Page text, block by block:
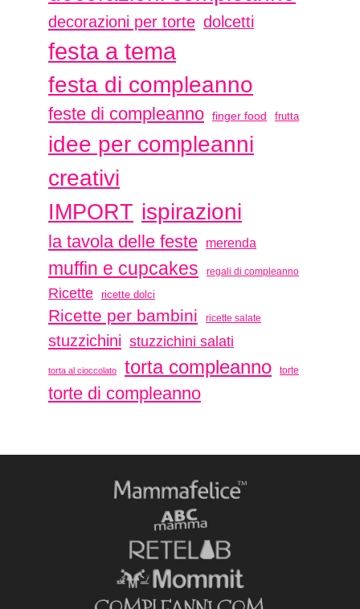
decorazioni per torte dolcetti
festa a tema
festa di compleanno
feste di compleanno finger food frutta
idee per compleanni
creativi
IMPORT ispirazioni
la tavola delle feste merenda
muffin e cupcakes regali di compleanno
Ricette ricette dolci
Ricette per bambini ricette salate
stuzzichini stuzzichini salati
torta al cioccolato torta compleanno torte
torte di compleanno